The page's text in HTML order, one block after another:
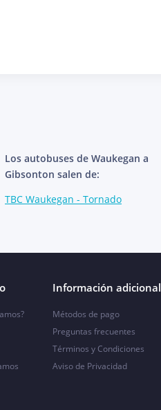
Los autobuses de Waukegan a
Gibsonton salen de:
TBC Waukegan - Tornado
Información adicional
Métodos de pago
Preguntas frecuentes
Términos y Condiciones
Aviso de Privacidad